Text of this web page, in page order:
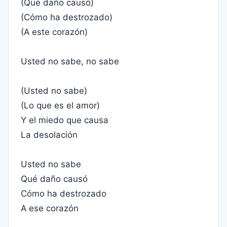
(Qué daño causó)
(Cómo ha destrozado)
(A este corazón)
Usted no sabe, no sabe
(Usted no sabe)
(Lo que es el amor)
Y el miedo que causa
La desolación
Usted no sabe
Qué daño causó
Cómo ha destrozado
A ese corazón